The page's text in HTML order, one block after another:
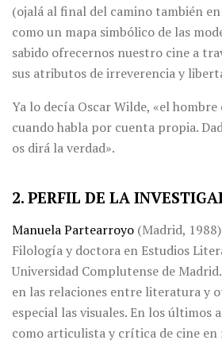
(ojalá al final del camino también
como un mapa simbólico de las
sabido ofrecernos nuestro cine a
sus atributos de irreverencia y
Ya lo decía Oscar Wilde, «el hombre
cuando habla por cuenta propia.
os dirá la verdad».
2. PERFIL DE LA
Manuela Partearroyo (Madrid,
Filología y doctora en Estudios
Universidad Complutense de
en las relaciones entre literatura y
especial las visuales. En los últimos
como articulista y crítica de cine en